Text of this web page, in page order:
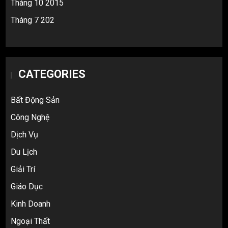
Tháng 10 2015
Tháng 7 202
CATEGORIES
Bất Động Sản
Công Nghệ
Dịch Vụ
Du Lịch
Giải Trí
Giáo Dục
Kinh Doanh
Ngoại Thất